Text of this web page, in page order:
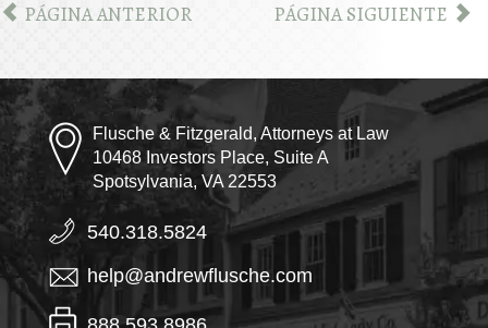
PÁGINA ANTERIOR PÁGINA SIGUIENTE
Flusche & Fitzgerald, Attorneys at Law
10468 Investors Place, Suite A
Spotsylvania, VA 22553
540.318.5824
help@andrewflusche.com